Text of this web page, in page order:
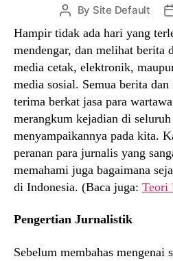
Post
author
By Site Default
Hampir tidak ada hari yang
mendengar, dan melihat berita
media cetak, elektronik,
media sosial. Semua berita
terima berkat jasa para
merangkum kejadian di
menyampaikannya pada kita.
peranan para jurnalis yang
memahami juga bagaimana
di Indonesia. (Baca juga: Teori
Pengertian Jurnalistik
Sebelum membahas mengenai